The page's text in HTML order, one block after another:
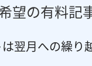
望の有料記
翌月への繰り